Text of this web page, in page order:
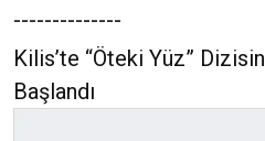
--------------
Kilis’te “Öteki Yüz”
Başlandı